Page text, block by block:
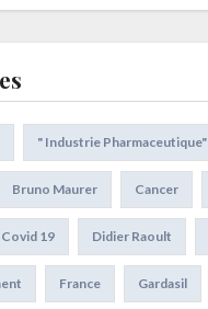
" Industrie Pharmaceutique"
Bruno Maurer Cancer
Covid 19 Didier Raoult
France Gardasil